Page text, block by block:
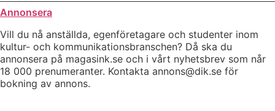
Annonsera
Vill du nå anställda, egenföretagare och studenter inom
kultur- och kommunikationsbranschen? Då ska du
annonsera på magasink.se och i vårt nyhetsbrev som når
18 000 prenumeranter. Kontakta annons@dik.se för
bokning av annons.